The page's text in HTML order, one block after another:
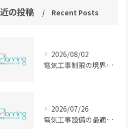
の投稿 Recent Posts
2026/08/02
電気工事制限の境界線を事例で解説し許可や資格の必要範囲を整理
2026/07/26
電気工事設備の最適化を長崎県長崎市松浦市で実現するための最新技術と安全対策ガイド